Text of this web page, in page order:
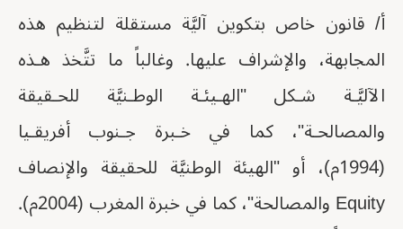
أ/ قانون خاص بتكوين آليَّة مستقلة لتنظيم هذه
المجابهة، والإشراف عليها. وغالباً ما تتَّخذ هـذه
الآليَّـة شـكل "الهـيئـة الوطـنيَّة للحـقيقة
والمصالحـة"، كما في خـبرة جـنوب أفريقـيا
(1994م)، أو "الهيئة الوطنيَّة للحقيقة والإنصاف
Equity والمصالحة"، كما في خبرة المغرب (2004م).